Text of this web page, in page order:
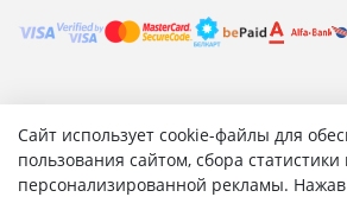
Сайт использует cookie-файлы для
пользования сайтом, сбора
персонализированной рекламы.
© 2001-2026 «Битрикс», «1С-Битрикс».
Битрикс: Управление сайтом.
Согласие на обработку персональных данных